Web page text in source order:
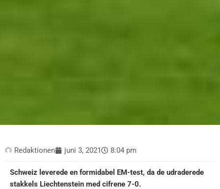
Redaktionen juni 3, 2021 8:04 pm
Schweiz leverede en formidabel EM-test, da de udraderede
stakkels Liechtenstein med cifrene 7-0.